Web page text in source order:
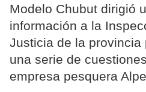
Modelo Chubut dirigió
información a la
Justicia de la provincia
una serie de
empresa pesquera